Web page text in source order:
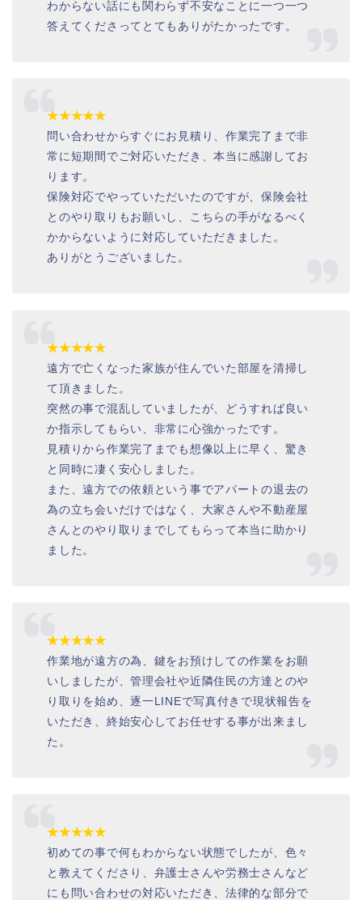
わからない話にも関わらず不安なことに一つ一つ
答えてくださってとてもありがたかったです。
★★★★★
問い合わせからすぐにお見積り、作業完了まで非
常に短期間でご対応いただき、本当に感謝してお
ります。
保険対応でやっていただいたのですが、保険会社
とのやり取りもお願いし、こちらの手がなるべく
かからないように対応していただきました。
ありがとうございました。
★★★★★
遠方で亡くなった家族が住んでいた部屋を清掃し
て頂きました。
突然の事で混乱していましたが、どうすれば良い
か指示してもらい、非常に心強かったです。
見積りから作業完了までも想像以上に早く、驚き
と同時に凄く安心しました。
また、遠方での依頼という事でアパートの退去の
為の立ち会いだけではなく、大家さんや不動産屋
さんとのやり取りまでしてもらって本当に助かり
ました。
★★★★★
作業地が遠方の為、鍵をお預けしての作業をお願
いしましたが、管理会社や近隣住民の方達とのや
り取りを始め、逐一LINEで写真付きで現状報告を
いただき、終始安心してお任せする事が出来まし
た。
★★★★★
初めての事で何もわからない状態でしたが、色々
と教えてくださり、弁護士さんや労務士さんなど
にも問い合わせの対応いただき、法律的な部分で